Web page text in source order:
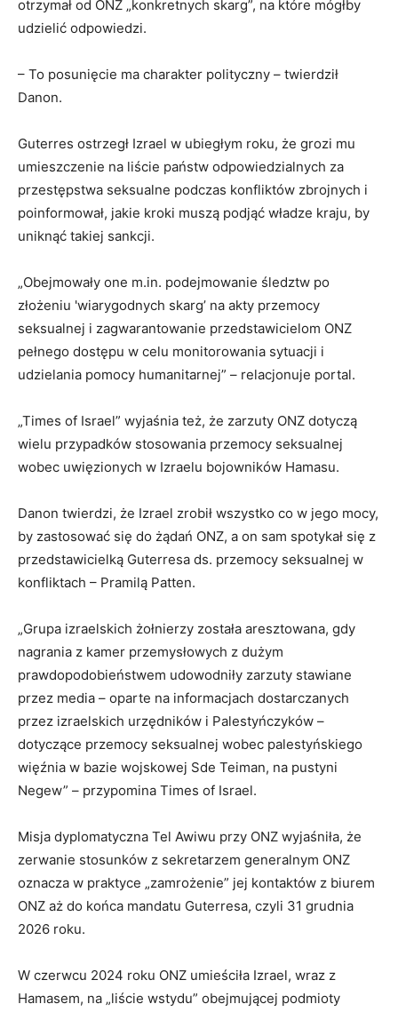
otrzymał od ONZ „konkretnych skarg”, na które mógłby
udzielić odpowiedzi.
– To posunięcie ma charakter polityczny – twierdził
Danon.
Guterres ostrzegł Izrael w ubiegłym roku, że grozi mu
umieszczenie na liście państw odpowiedzialnych za
przestępstwa seksualne podczas konfliktów zbrojnych i
poinformował, jakie kroki muszą podjąć władze kraju, by
uniknąć takiej sankcji.
„Obejmowały one m.in. podejmowanie śledztw po
złożeniu 'wiarygodnych skarg’ na akty przemocy
seksualnej i zagwarantowanie przedstawicielom ONZ
pełnego dostępu w celu monitorowania sytuacji i
udzielania pomocy humanitarnej” – relacjonuje portal.
„Times of Israel” wyjaśnia też, że zarzuty ONZ dotyczą
wielu przypadków stosowania przemocy seksualnej
wobec uwięzionych w Izraelu bojowników Hamasu.
Danon twierdzi, że Izrael zrobił wszystko co w jego mocy,
by zastosować się do żądań ONZ, a on sam spotykał się z
przedstawicielką Guterresa ds. przemocy seksualnej w
konfliktach – Pramilą Patten.
„Grupa izraelskich żołnierzy została aresztowana, gdy
nagrania z kamer przemysłowych z dużym
prawdopodobieństwem udowodniły zarzuty stawiane
przez media – oparte na informacjach dostarczanych
przez izraelskich urzędników i Palestyńczyków –
dotyczące przemocy seksualnej wobec palestyńskiego
więźnia w bazie wojskowej Sde Teiman, na pustyni
Negew” – przypomina Times of Israel.
Misja dyplomatyczna Tel Awiwu przy ONZ wyjaśniła, że
zerwanie stosunków z sekretarzem generalnym ONZ
oznacza w praktyce „zamrożenie” jej kontaktów z biurem
ONZ aż do końca mandatu Guterresa, czyli 31 grudnia
2026 roku.
W czerwcu 2024 roku ONZ umieściła Izrael, wraz z
Hamasem, na „liście wstydu” obejmującej podmioty